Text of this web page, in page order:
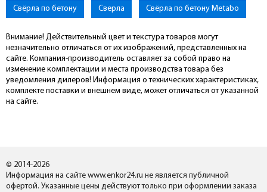
Свёрла по бетону Сверла Свёрла по бетону Metabo
Внимание! Действительный цвет и текстура товаров могут
незначительно отличаться от их изображений, представленных на
сайте. Компания-производитель оставляет за собой право на
изменение комплектации и места производства товара без
уведомления дилеров! Информация о технических характеристиках,
комплекте поставки и внешнем виде, может отличаться от указанной
на сайте.
© 2014-2026
Информация на сайте www.enkor24.ru не является публичной
офертой. Указанные цены действуют только при оформлении заказа